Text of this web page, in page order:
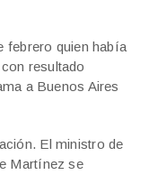
febrero quien había
resultado
a Buenos Aires
El ministro de
Martínez se